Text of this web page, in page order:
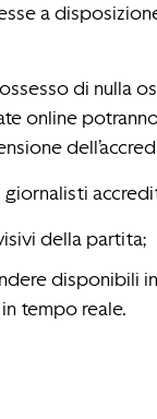
a
di nulla
online
della partita;
disponibili
tempo reale.